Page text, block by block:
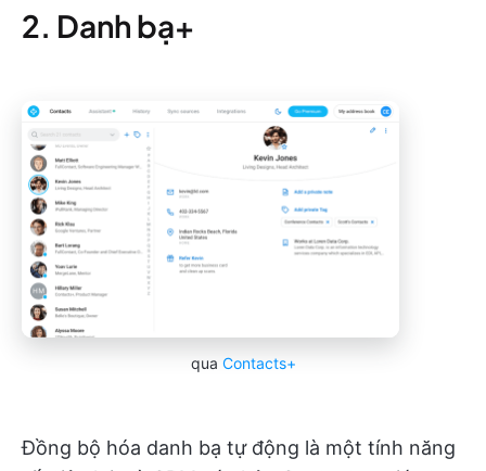
2. Danh bạ+
qua Contacts+
Đồng bộ hóa danh bạ tự động là một tính năng